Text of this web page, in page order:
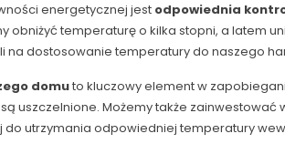
energetycznej jest odpowiednia
obniżyć temperaturę o kilka stopni, a latem
dostosowanie temperatury do naszego
domuto kluczowy element w
uszczelnione. Możemy także
utrzymania odpowiedniej temperatury